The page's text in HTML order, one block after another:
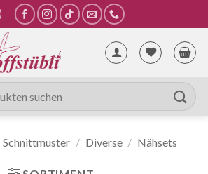
Schnittmuster / Diverse / Nähsets